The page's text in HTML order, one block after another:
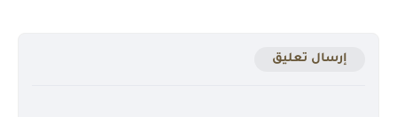
إرسال تعليق